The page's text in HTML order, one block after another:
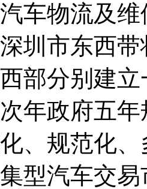
车物流及
圳市东西
部分别建
年政府五
、规范化
型汽车交